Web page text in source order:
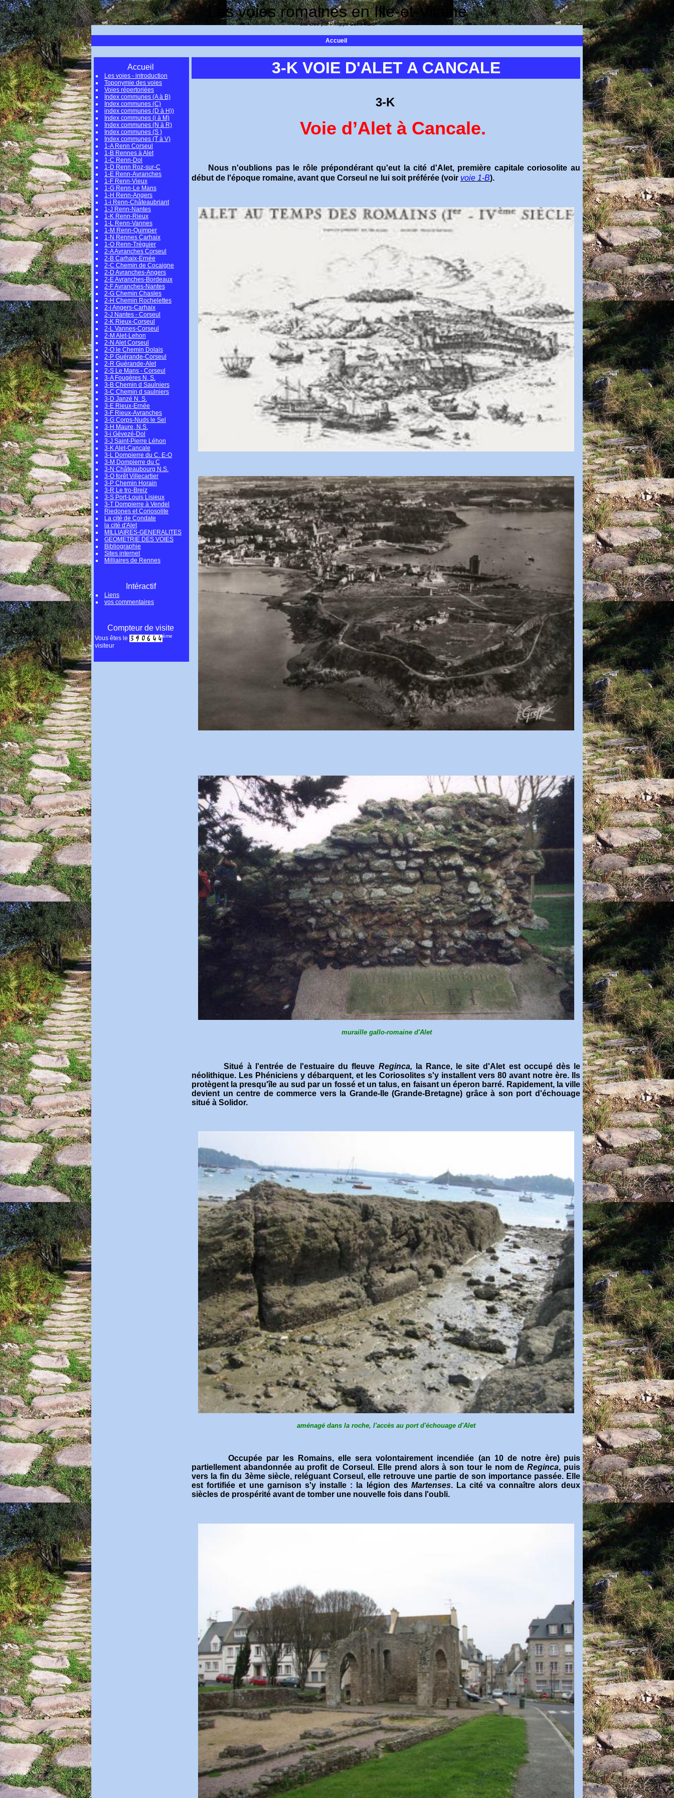
Les voies romaines en Ille-et-Vilaine
site créé par Philippe Saint-Marc
Accueil
Accueil
Les voies - introduction
Toponymie des voies
Voies répertoriées
Index communes (A à B)
Index communes (C)
index communes (D à H))
Index communes (i à M)
Index communes (N à R)
Index communes (S )
Index communes (T à V)
1-A Renn Corseul
1-B Rennes à Alet
1-C Renn-Dol
1-D Renn Roz-sur-C
1-E Renn-Avranches
1-F Renn-Vieux
1-G Renn-Le Mans
1-H Renn-Angers
1-i Renn-Châteaubriant
1-J Renn-Nantes
1-K Renn-Rieux
1-L Renn-Vannes
1-M Renn-Quimper
1-N Rennes Carhaix
1-O Renn-Tréguier
2-A Avranches Corseul
2-B Carhaix-Ernée
2-C Chemin de Cocaigne
2-D Avranches-Angers
2-E Avranches-Bordeaux
2-F Avranches-Nantes
2-G Chemin Chasles
2-H Chemin Rochelettes
2-i Angers-Carhaix
2-J Nantes - Corseul
2-K Rieux-Corseul
2-L Vannes-Corseul
2-M Alet-Lehon
2-N Alet Corseul
2-O le Chemin Dolais
2-P Guérande-Corseul
2-R Guérande-Alet
2-S Le Mans - Corseul
3-A Fougères N. S.
3-B Chemin d Saulniers
3-C Chemin d saulniers
3-D Janzé N. S.
3-E Rieux-Ernée
3-F Rieux-Avranches
3-G Corps-Nuds le Sel
3-H Maure, N.S.
3-i Gévezé-Dol
3-J Saint-Pierre Léhon
3-K Alet-Cancale
3-L Dompierre du C. E-O
3-M Dompierre du C
3-N Châteaubourg N.S.
3-O forêt Villecartier
3-P Chemin Horain
3-R Le tro-Breiz
3-S Port-Louis Lisieux
3-T Dompierre à Vendel
Riedones et Coriosolite
La cité de Condate
la cité d'Alet
MILLIAIRES-GENERALITES
GEOMETRIE DES VOIES
Bibliographie
Sites internet
Milliaires de Rennes
Intéractif
Liens
vos commentaires
Compteur de visite
Vous êtes le ème
visiteur
3-K VOIE D'ALET A CANCALE
3-K
Voie d’Alet à Cancale.
Nous n'oublions pas le rôle prépondérant qu'eut la cité d'Alet, première capitale coriosolite au
début de l'époque romaine, avant que Corseul ne lui soit préférée (voir voie 1-B).
muraille gallo-romaine d'Alet
Situé à l'entrée de l'estuaire du fleuve Reginca,
la Rance, le site d'Alet est occupé dès le
néolithique. Les Phéniciens y débarquent, et les Coriosolites s'y installent vers 80 avant notre ère. Ils
protègent la presqu'île au sud par un fossé et un talus, en faisant un éperon barré. Rapidement, la ville
devient un centre de commerce vers la Grande-Ile (Grande-Bretagne) grâce à son port d'échouage
situé à Solidor.
aménagé dans la roche, l'accès au port d'échouage d'Alet
Occupée par les Romains, elle sera volontairement incendiée (an 10 de notre ère) puis
partiellement abandonnée au profit de Corseul. Elle prend alors à son tour le nom deReginca, puis
vers la fin du 3ème siècle, reléguant Corseul, elle retrouve une partie de son importance passée. Elle
est fortifiée et une garnison s'y installe : la légion des Martenses. La cité va connaître alors deux
siècles de prospérité avant de tomber une nouvelle fois dans l'oubli.